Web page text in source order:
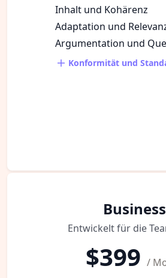
Inhalt und Kohärenz
Adaptation und
Argumentation und
Konformität und
Business
Entwickelt für die
$399 /